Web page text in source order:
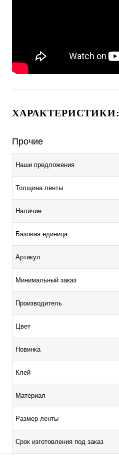
ХАРАКТЕРИСТИКИ:
Прочие
Наши предложения
Толщина ленты
Наличие
Базовая единица
Артикул
Минимальный заказ
Производитель
Цвет
Новинка
Клей
Материал
Размер ленты
Срок изготовления под заказ